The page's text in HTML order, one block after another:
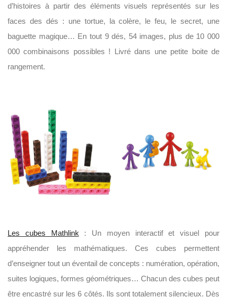
d’histoires à partir des éléments visuels représentés sur les
faces des dés : une tortue, la colère, le feu, le secret, une
baguette magique… En tout 9 dés, 54 images, plus de 10 000
000 combinaisons possibles ! Livré dans une petite boite de
rangement.
Les cubes Mathlink : Un moyen interactif et visuel pour
appréhender les mathématiques. Ces cubes permettent
d’enseigner tout un éventail de concepts : numération, opération,
suites logiques, formes géométriques… Chacun des cubes peut
être encastré sur les 6 côtés. Ils sont totalement silencieux. Dès